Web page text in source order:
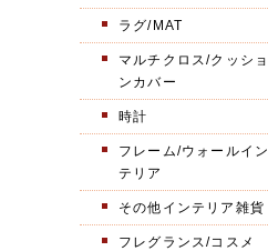
ラグ/MAT
マルチクロス/クッショ
ンカバー
時計
フレーム/ウォールイン
テリア
その他インテリア雑貨
フレグランス/コスメ